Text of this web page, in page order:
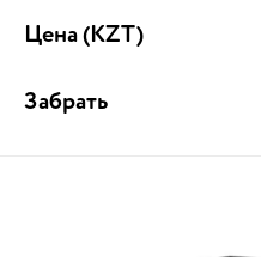
Цена(KZT)
Забрать